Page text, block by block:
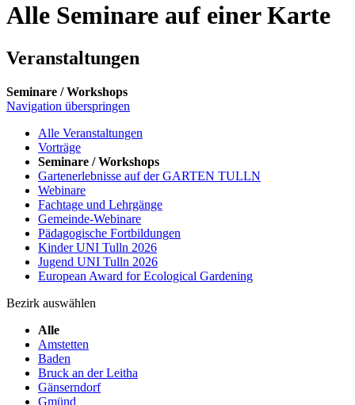
Alle Seminare auf einer Karte
Veranstaltungen
Seminare / Workshops
Navigation überspringen
Alle Veranstaltungen
Vorträge
Seminare / Workshops
Gartenerlebnisse auf der GARTEN TULLN
Webinare
Fachtage und Lehrgänge
Gemeinde-Webinare
Pädagogische Fortbildungen
Kinder UNI Tulln 2026
Jugend UNI Tulln 2026
European Award for Ecological Gardening
Bezirk auswählen
Alle
Amstetten
Baden
Bruck an der Leitha
Gänserndorf
Gmünd